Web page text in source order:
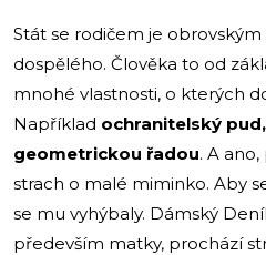
Stát se rodičem je
dospělého. Člověka to od
mnohé vlastnosti, o kterých
Například ochranitelský
geometrickou řadou. A
strach o malé miminko. Aby
se mu vyhýbaly. Dámský
především matky, prochází